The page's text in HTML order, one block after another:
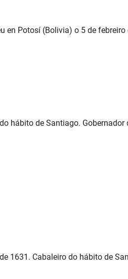
en Potosí (Bolivia) o 5 de
hábito de Santiago. Gobernador
1631. Cabaleiro do hábito de